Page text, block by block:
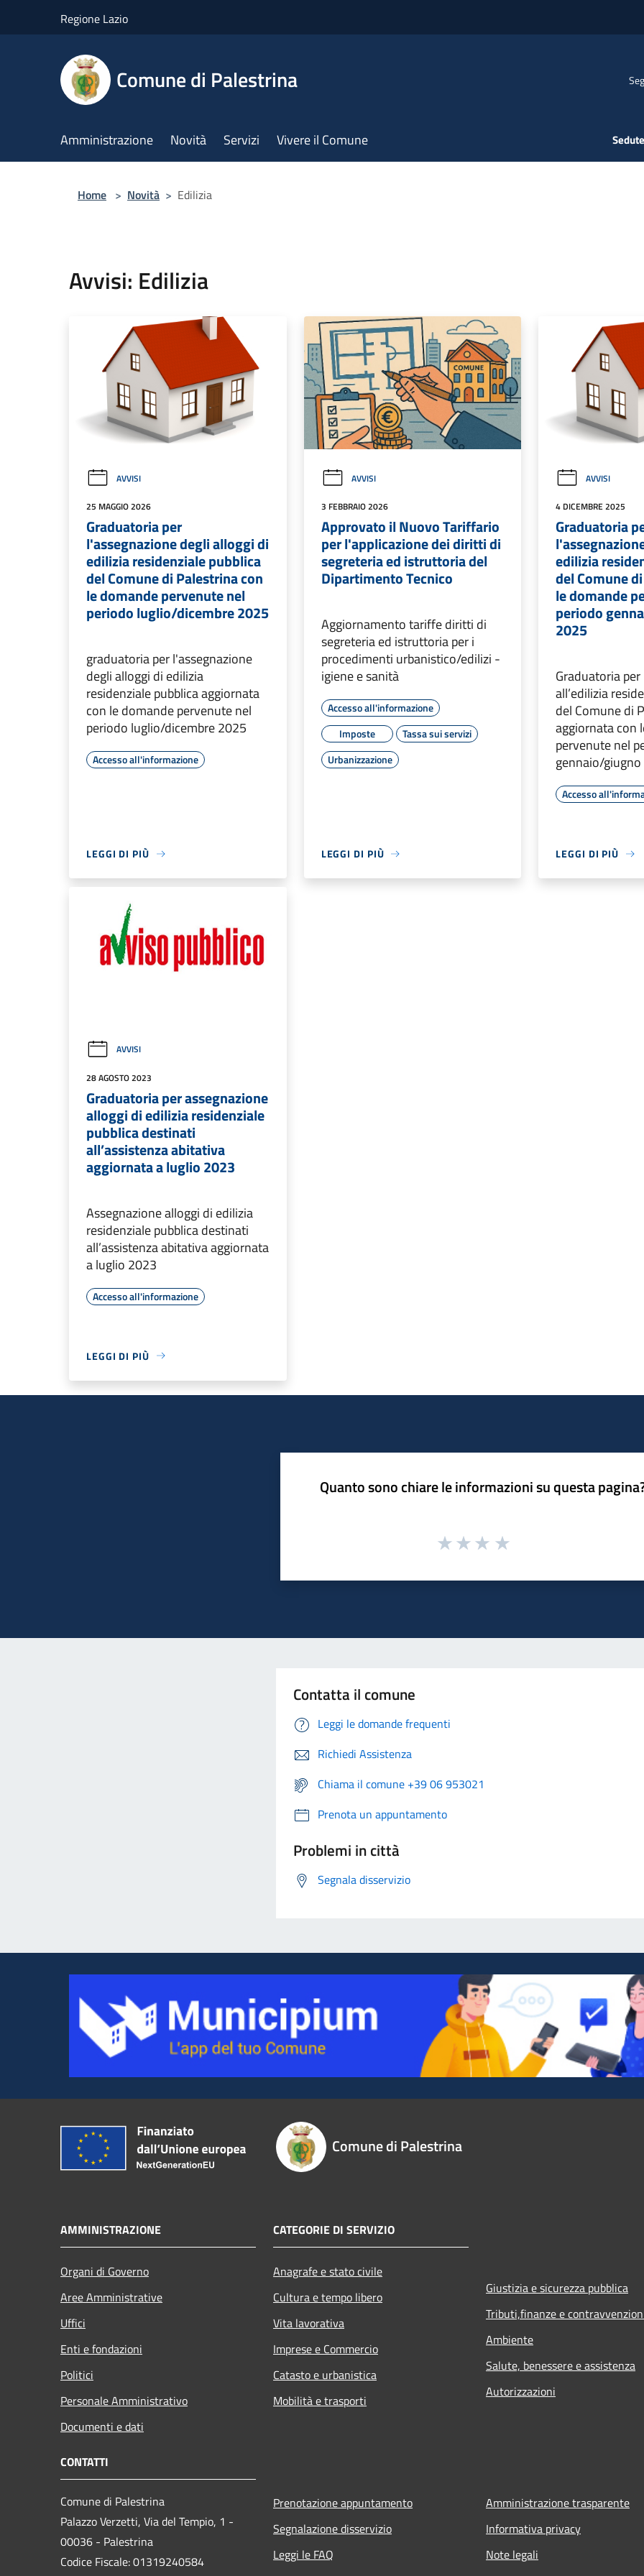
Regione Lazio
Comune di Palestrina
Amministrazione Novità Servizi Vivere il Comune
Home > Novità > Edilizia
Avvisi: Edilizia
AVVISI
25 MAGGIO 2026
Graduatoria per
l'assegnazione degli alloggi di
edilizia residenziale pubblica
del Comune di Palestrina con
le domande pervenute nel
periodo luglio/dicembre 2025
graduatoria per l'assegnazione
degli alloggi di edilizia
residenziale pubblica aggiornata
con le domande pervenute nel
periodo luglio/dicembre 2025
Accesso all'informazione
LEGGI DI PIÙ
AVVISI
3 FEBBRAIO 2026
Approvato il Nuovo Tariffario
per l'applicazione dei diritti di
segreteria ed istruttoria del
Dipartimento Tecnico
Aggiornamento tariffe diritti di
segreteria ed istruttoria per i
procedimenti urbanistico/edilizi -
igiene e sanità
Accesso all'informazione
Imposte
Tassa sui servizi
Urbanizzazione
LEGGI DI PIÙ
AVVISI
4 DICEMBRE 2025
Graduatoria
edilizia
del Comune
le domande
periodo
2025
Graduatoria per
all’edilizia
del Comune di
aggiornata con
pervenute nel
gennaio/
Accesso
LEGGI DI PIÙ
AVVISI
28 AGOSTO 2023
Graduatoria per assegnazione
alloggi di edilizia residenziale
pubblica destinati
all’assistenza abitativa
aggiornata a luglio 2023
Assegnazione alloggi di edilizia
residenziale pubblica destinati
all’assistenza abitativa aggiornata
a luglio 2023
Accesso all'informazione
LEGGI DI PIÙ
Quanto sono chiare le informazioni su questa
Contatta il comune
Leggi le domande frequenti
Richiedi Assistenza
Chiama il comune +39 06 953021
Prenota un appuntamento
Problemi in città
Segnala disservizio
Comune di Palestrina
AMMINISTRAZIONE
Organi di Governo
Aree Amministrative
Uffici
Enti e fondazioni
Politici
Personale Amministrativo
Documenti e dati
CATEGORIE DI SERVIZIO
Anagrafe e stato civile
Cultura e tempo libero
Vita lavorativa
Imprese e Commercio
Catasto e urbanistica
Mobilità e trasporti
Giustizia e sicurezza pubblica
Tributi,finanze e
Ambiente
Salute, benessere e assistenza
Autorizzazioni
CONTATTI
Comune di Palestrina
Palazzo Verzetti, Via del Tempio, 1 -
00036 - Palestrina
Codice Fiscale: 01319240584
Prenotazione appuntamento
Segnalazione disservizio
Leggi le FAQ
Amministrazione trasparente
Informativa privacy
Note legali